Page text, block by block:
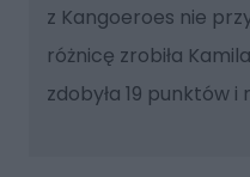
z Kangoeroes nie
różnicę zrobiła
zdobyła 19 punktów i